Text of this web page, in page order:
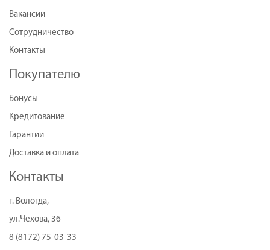
Вакансии
Сотрудничество
Контакты
Покупателю
Бонусы
Кредитование
Гарантии
Доставка и оплата
Контакты
г. Вологда,
ул.Чехова, 36
8 (8172) 75-03-33